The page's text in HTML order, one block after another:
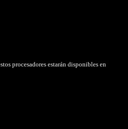
procesadores estarán disponibles en